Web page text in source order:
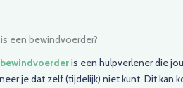
een bewindvoerder?
bewindvoerderis een hulpverlener die
je dat zelf (tijdelijk) niet kunt. Dit kan